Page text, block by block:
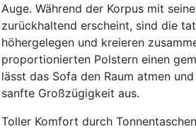
Auge. Während der Korpus mit
zurückhaltend erscheint, sind die
höhergelegen und kreieren
proportionierten Polstern einen
lässt das Sofa den Raum atmen
sanfte Großzügigkeit aus.
Toller Komfort durch